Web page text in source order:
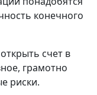
конечного
счет в
грамотно
риски.